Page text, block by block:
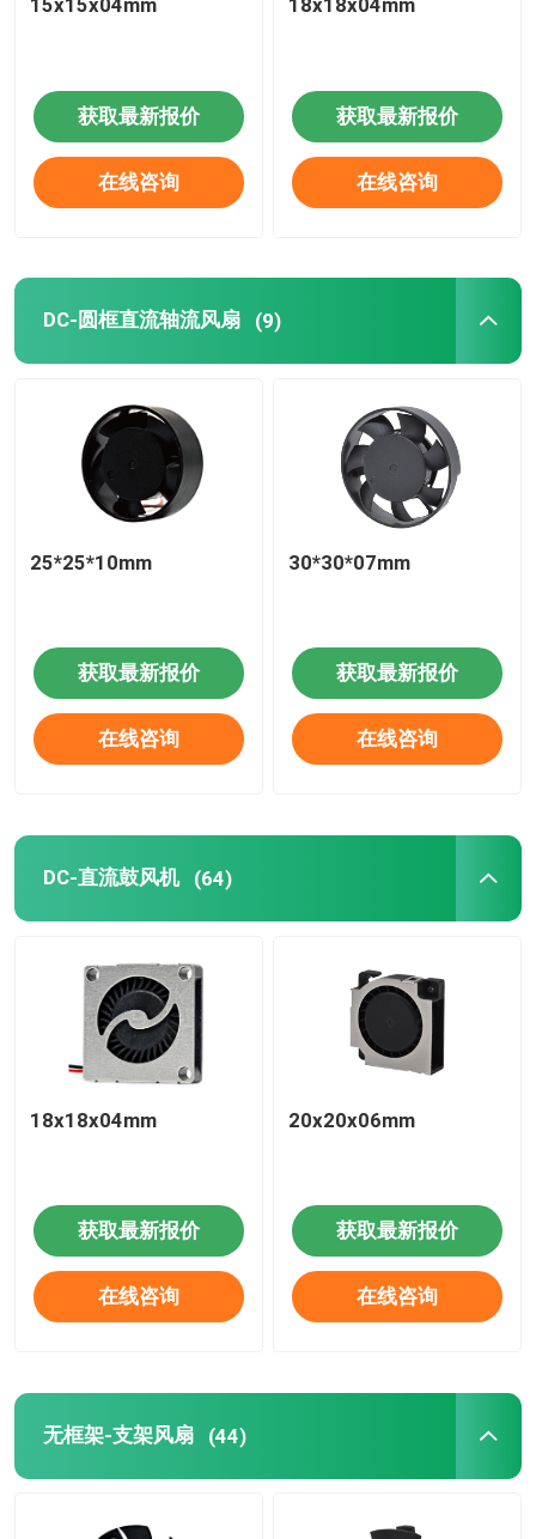
15x15x04mm
获取最新报价
在线咨询
18x18x04mm
获取最新报价
在线咨询
DC-圆框直流轴流风扇 (9)
25*25*10mm
获取最新报价
在线咨询
30*30*07mm
获取最新报价
在线咨询
DC-直流鼓风机 (64)
18x18x04mm
获取最新报价
在线咨询
20x20x06mm
获取最新报价
在线咨询
无框架-支架风扇 (44)